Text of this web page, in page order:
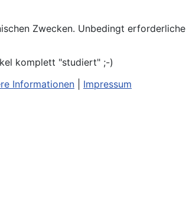
komplett "studiert" ;-)
Zwecken. Unbedingt
Informationen
Impressum